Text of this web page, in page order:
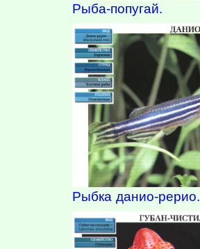
Рыба-попугай.
Рыбка данио-рерио.